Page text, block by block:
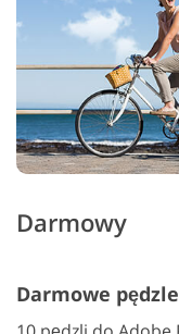
Darmowy
Darmowe